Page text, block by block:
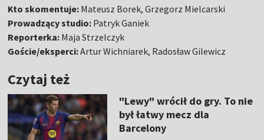
Kto skomentuje: Mateusz Borek, Grzegorz Mielcarski
Prowadzący studio: Patryk Ganiek
Reporterka: Maja Strzelczyk
Goście/eksperci:Artur Wichniarek, Radosław Gilewicz
Czytaj też
"Lewy" wrócił do gry. To nie
był łatwy mecz dla
Barcelony